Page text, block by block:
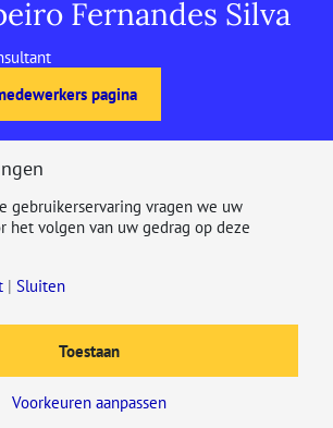
Fernandes Silva
pagina
gebruikerservaring vragen we uw
het volgen van uw gedrag op deze
| Sluiten
Toestaan
Voorkeuren aanpassen